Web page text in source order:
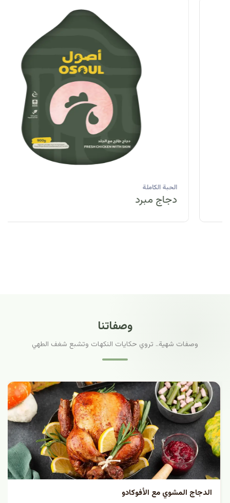
الحبة الكاملة
دجاج مبرد
وصفاتنا
وصفات شهية.. تروي حكايات النكهات وتشبع شغف الطهي
الدجاج المشوي مع الأفوكادو